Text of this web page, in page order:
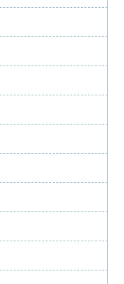
）
）
例会）（2025年2月
日）
の合同例会）